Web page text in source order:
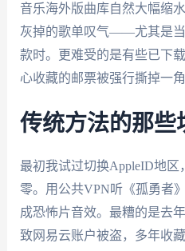
音乐海外版曲库自然大幅缩
灰掉的歌单叹气——尤其是
款时。更难受的是有些已下
心收藏的邮票被强行撕掉一角
传统方法的那些
最初我试过切换AppleID地
零。用公共VPN听《孤勇者
成恐怖片音效。最糟的是去
致网易云账户被盗，多年收